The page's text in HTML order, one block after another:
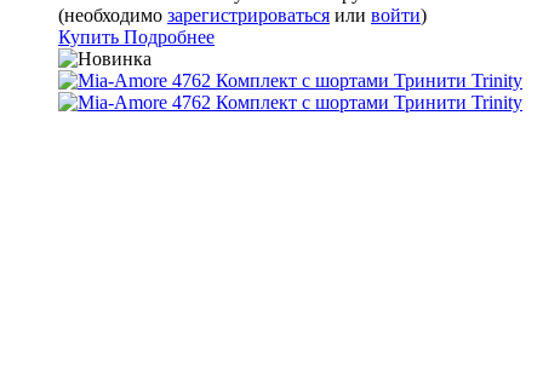
(необходимо зарегистрироваться или войти)
Купить Подробнее